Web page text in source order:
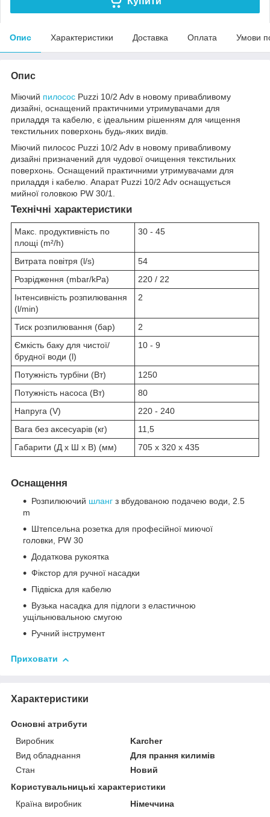
Опис Характеристики Доставка Оплата Умови
Опис
Міючий пилосос Puzzi 10/2 Adv в новому привабливому
дизайні, оснащений практичними утримувачами для
приладдя та кабелю, є ідеальним рішенням для чищення
текстильних поверхонь будь-яких видів.
Міючий пилосос Puzzi 10/2 Adv в новому привабливому
дизайні призначений для чудової очищення текстильних
поверхонь. Оснащений практичними утримувачами для
приладдя і кабелю. Апарат Puzzi 10/2 Adv оснащується
мийної головкою PW 30/1.
Технічні характеристики
Макс. продуктивність по
площі (m²/h)
30 - 45
Витрата повітря (l/s)
54
Розрідження (mbar/kPa)
220 / 22
Інтенсивність розпилювання
(l/min)
2
Тиск розпилювання (бар)
2
Ємкість баку для чистої/
брудної води (l)
10 - 9
Потужність турбіни (Вт)
1250
Потужність насоса (Вт)
80
Напруга (V)
220 - 240
Вага без аксесуарів (кг)
11,5
Габарити (Д х Ш х В) (мм)
705 x 320 x 435
Оснащення
Розпилюючий шланг з вбудованою подачею води, 2.5
m
Штепсельна розетка для професійної миючої
головки, PW 30
Додаткова рукоятка
Фікстор для ручної насадки
Підвіска для кабелю
Вузька насадка для підлоги з еластичною
ущільнювальною смугою
Ручний інструмент
Приховати
Характеристики
Основні атрибути
Виробник
Karcher
Вид обладнання
Для прання килимів
Стан
Новий
Користувальницькі характеристики
Країна виробник
Німеччина